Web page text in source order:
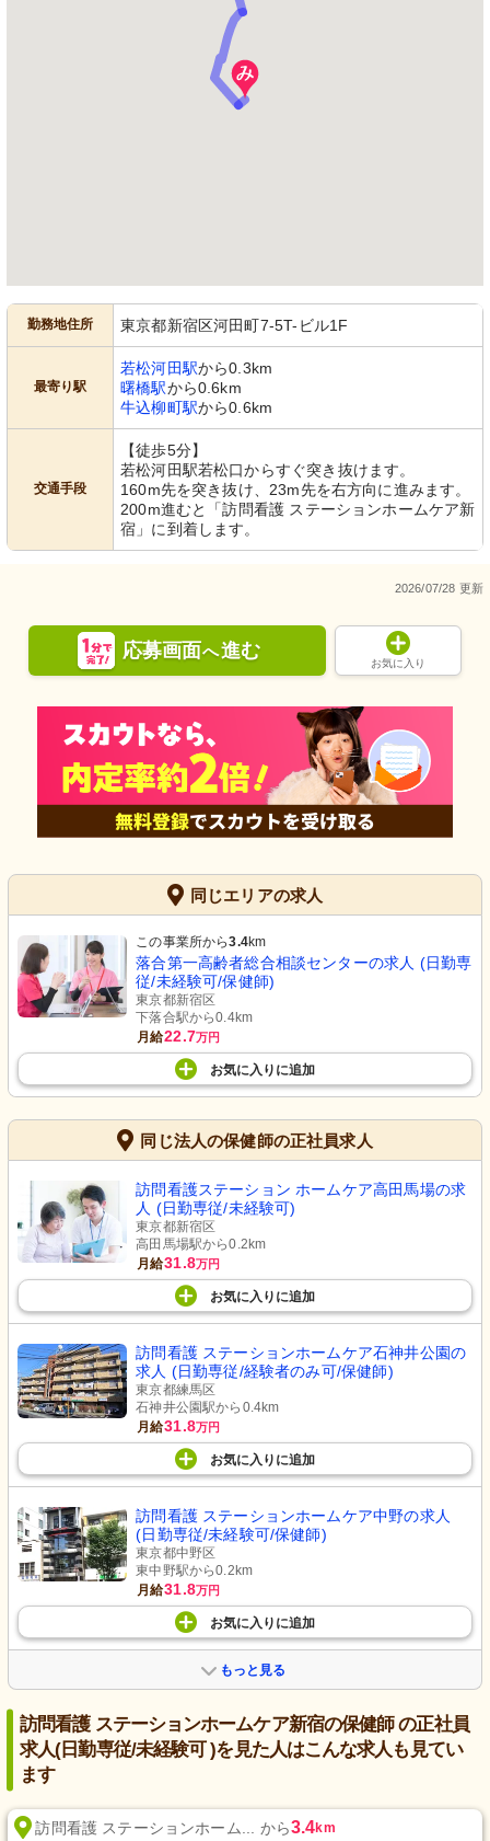
勤務地住所 東京都新宿区河田町7-5T-ビル1F
最寄り駅
若松河田駅から0.3km
曙橋駅から0.6km
牛込柳町駅から0.6km
交通手段
【徒歩5分】
若松河田駅若松口からすぐ突き抜けます。
160m先を突き抜け、23m先を右方向に進みます。
200m進むと「訪問看護 ステーションホームケア新
宿」に到着します。
2026/07/28 更新
応募画面へ進む
お気に入り
同じエリアの求人
この事業所から3.4km
落合第一高齢者総合相談センターの求人 (日勤専
従/未経験可/保健師)
東京都新宿区
下落合駅から0.4km
月給22.7万円
お気に入り に追加
同じ法人の保健師の正社員求人
訪問看護ステーション ホームケア高田馬場の求
人 (日勤専従/未経験可)
東京都新宿区
高田馬場駅から0.2km
月給31.8万円
お気に入り に追加
訪問看護 ステーションホームケア石神井公園の
求人 (日勤専従/経験者のみ可/保健師)
東京都練馬区
石神井公園駅から0.4km
月給31.8万円
お気に入り に追加
訪問看護 ステーションホームケア中野の求人
(日勤専従/未経験可/保健師)
東京都中野区
東中野駅から0.2km
月給31.8万円
お気に入り に追加
もっと見る
訪問看護 ステーションホームケア新宿の保健師 の正社員
求人(日勤専従/未経験可 )を見た人はこんな求人も見てい
ます
訪問看護 ステーションホーム... から3.4km